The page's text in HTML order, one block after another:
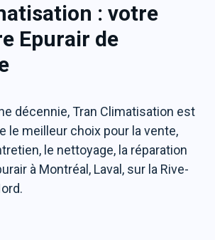
: votre
Epurair de
décennie, Tran Climatisation est
le meilleur choix pour la vente,
le nettoyage, la réparation
à Montréal, Laval, sur la Rive-